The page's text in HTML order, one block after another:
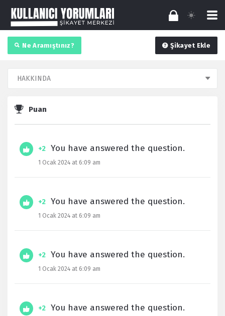
Ne Aramıştınız? Şikayet Ekle
Puan
+2 You have answered the question.
1 Ocak 2024 at 6:09 am
+2 You have answered the question.
1 Ocak 2024 at 6:09 am
+2 You have answered the question.
1 Ocak 2024 at 6:09 am
+2 You have answered the question.